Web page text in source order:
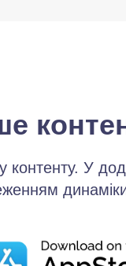
зайві
У